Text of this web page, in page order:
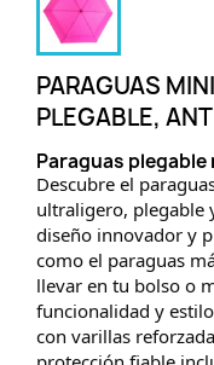
PARAGUAS
PLEGABLE,
Paraguas
Descubre el
ultraligero, plegable
diseño innovador y
como el paraguas
llevar en tu bolso o
funcionalidad y
con varillas